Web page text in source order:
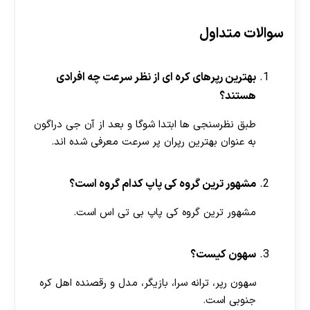
سوالات متداول
بهترین رپرهای کره ای از نظر سرعت چه افرادی
هستند؟
طبق نظرسنجی ها ابتدا شوگا و بعد از آن جی دراگون
به عنوان بهترین رپران پر سرعت معرفی شده اند.
مشهور ترین گروه کی پاپ کدام گروه است؟
مشهور ترین گروه کی پاپ بی تی اس است.
سهون کیست؟
سهون رپر، ترانه سرا، بازیگر، مدل و رقصنده اهل کره
جنوبی است.